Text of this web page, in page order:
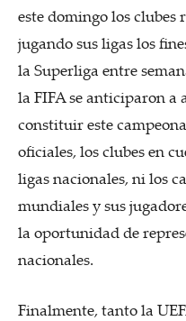
este domingo los clubes
jugando sus ligas los
la Superliga entre
la FIFA se anticiparon a
constituir este
oficiales, los clubes en
ligas nacionales, ni los
mundiales y sus
la oportunidad de
nacionales.
Finalmente, tanto la